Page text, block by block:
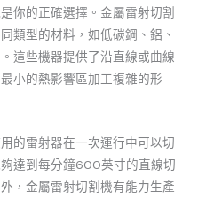
你的正確選擇。金屬雷射切割
類型的材料，如低碳鋼、鋁、
這些機器提供了沿直線或曲線
小的熱影響區加工複雜的形
的雷射器在一次運行中可以切
達到每分鐘600英寸的直線切
，金屬雷射切割機有能力生產